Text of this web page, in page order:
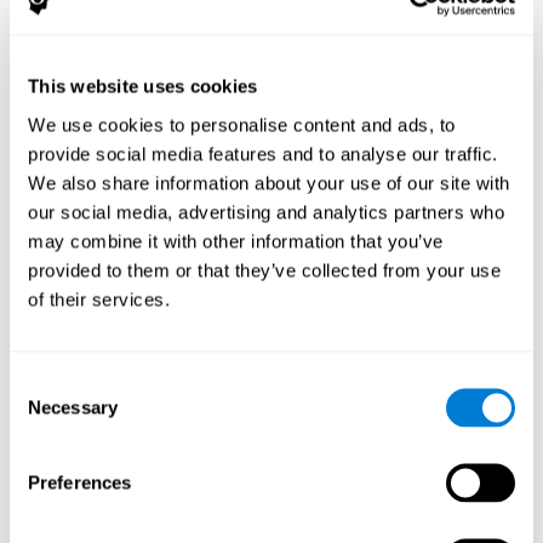
This website uses cookies
We use cookies to personalise content and ads, to
provide social media features and to analyse our traffic.
We also share information about your use of our site with
our social media, advertising and analytics partners who
may combine it with other information that you’ve
provided to them or that they’ve collected from your use
of their services.
Selection
Necessary
Preferences
نقاط تشابك جديدة، تنظيم الدوائر العصبية واستعادة الوظائف المعرفية
تساعد اللعبة يقودني للجنون في تدريب الكبت والإدراك البصري. إنّ تنبيه
هذه المهارات باستمرار قد يساعد في إنشاء نقاط تشابك جديدة، تنظيم
الدوائر العصبية وتحسين الوظائف المعرفية.
الأسبوع الأوّل الأسبوع الثاني الأسبوع الثالث
إسقاط رسومي توجيهي للشبكات العصبية بعد 3 أسابيع.